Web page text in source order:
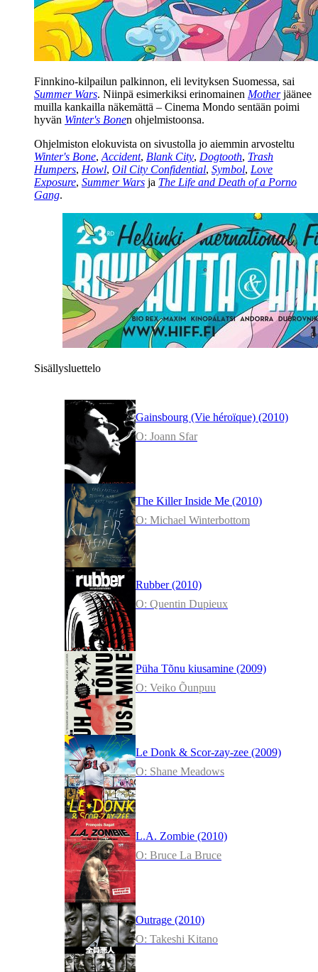
Finnkino-kilpailun palkinnon, eli levityksen Suomessa, sai
Summer Wars. Niinpä esimerkiksi erinomainen Motherjäänee
muilla kankailla näkemättä – Cinema Mondo sentään poimi
hyvän Winter's Bonen ohjelmistoonsa.
Ohjelmiston elokuvista on sivustolla jo aiemmin arvosteltu
Winter's Bone, Accident, Blank City, Dogtooth, Trash
Humpers, Howl, Oil City Confidential, Symbol, Love
Exposure, Summer Wars ja The Life and Death of a Porno
Gang.
Sisällysluettelo
Gainsbourg (Vie héroïque) (2010)
O: Joann Sfar
The Killer Inside Me (2010)
O: Michael Winterbottom
Rubber (2010)
O: Quentin Dupieux
Püha Tõnu kiusamine (2009)
O: Veiko Õunpuu
Le Donk & Scor-zay-zee (2009)
O: Shane Meadows
L.A. Zombie (2010)
O: Bruce La Bruce
Outrage (2010)
O: Takeshi Kitano